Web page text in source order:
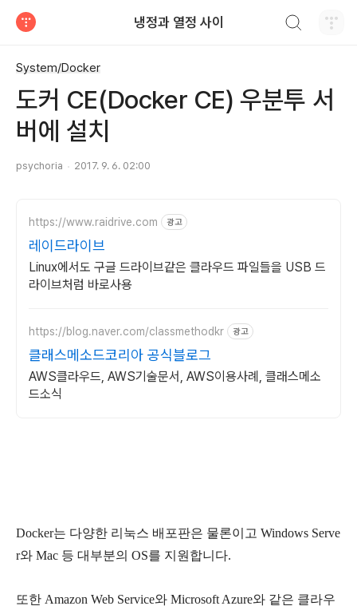
냉정과 열정 사이
System/Docker
도커 CE(Docker CE) 우분투 서
버에 설치
psychoria 2017. 9. 6. 02:00
https://www.raidrive.com 광고
레이드라이브
Linux에서도 구글 드라이브같은 클라우드 파일들을 USB 드
라이브처럼 바로사용
https://blog.naver.com/classmethodkr 광고
클래스메소드코리아 공식블로그
AWS클라우드, AWS기술문서, AWS이용사례, 클래스메소
드소식
Docker는 다양한 리눅스 배포판은 물론이고 Windows Serve
r와 Mac 등 대부분의 OS를 지원합니다.
또한 Amazon Web Service와 Microsoft Azure와 같은 클라우